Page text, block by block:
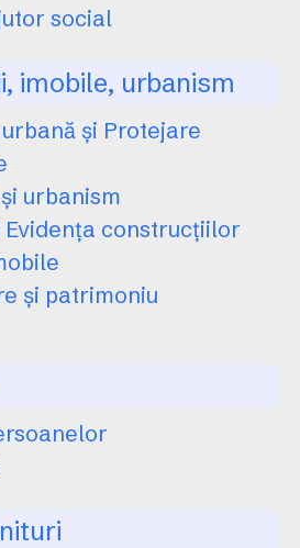
social
imobile, urbanism
și Protejare
urbanism
Evidența construcțiilor
și patrimoniu